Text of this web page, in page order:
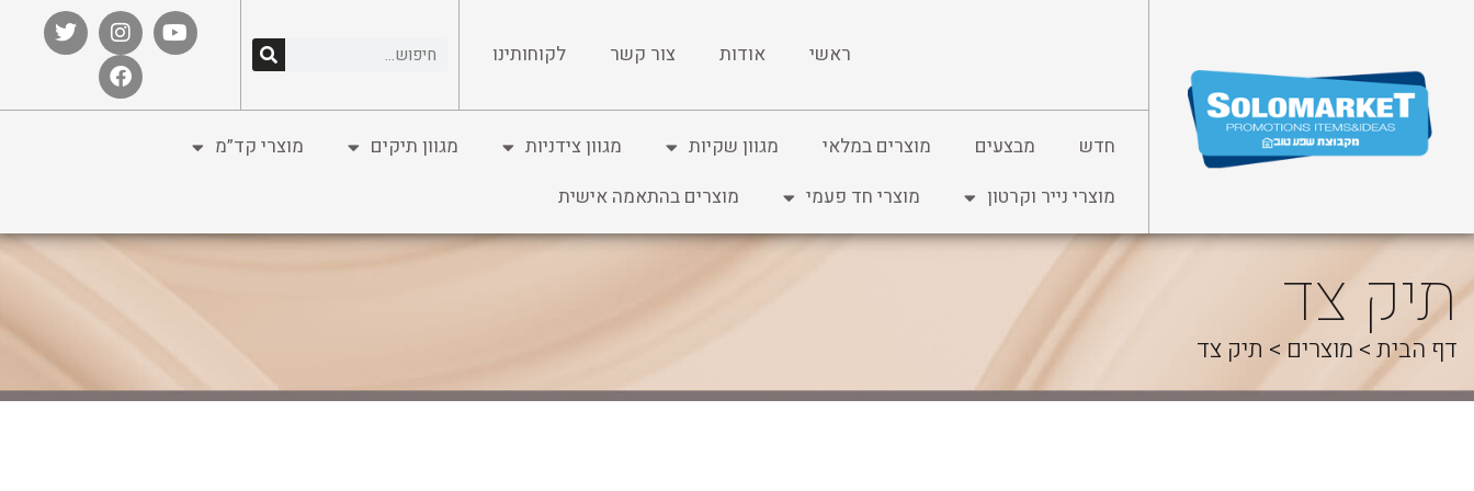
ראשי אודות צור קשר לקוחותינו
חדש מבצעים מוצרים במלאי מגוון שקיות מגוון צידניות מגוון תיקים
מוצרי קד”מ
מוצרי נייר וקרטון
מוצרי חד פעמי מוצרים בהתאמה אישית
תיק צד
דף הבית> מוצרים > תיק צד